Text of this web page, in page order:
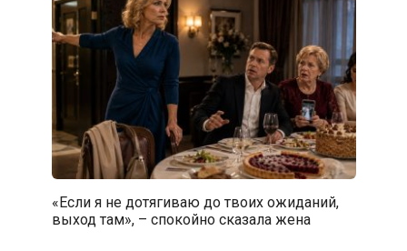
«Если я не дотягиваю до твоих ожиданий,
выход там», – спокойно сказала жена